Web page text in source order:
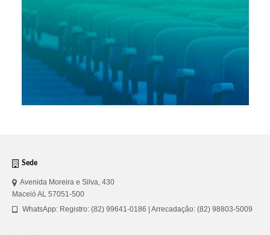
Sede
Avenida Moreira e Silva, 430
Maceió AL 57051-500
WhatsApp: Registro: (82) 99641-0186 | Arrecadação: (82) 98803-5009